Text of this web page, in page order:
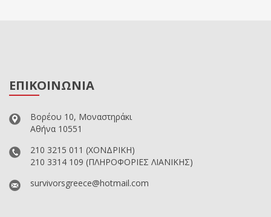
ΕΠΙΚΟΙΝΩΝΙΑ
Βορέου 10, Μοναστηράκι
Αθήνα 10551
210 3215 011 (ΧΟΝΔΡΙΚΗ)
210 3314 109 (ΠΛΗΡΟΦΟΡΙΕΣ ΛΙΑΝΙΚΗΣ)
survivorsgreece@hotmail.com